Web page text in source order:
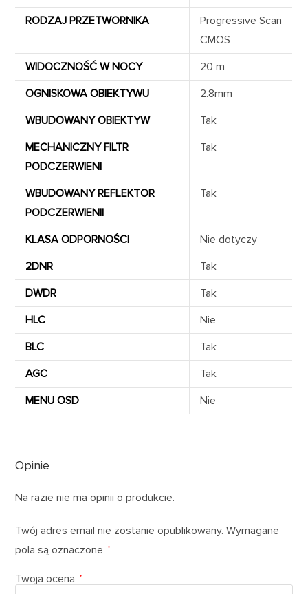
RODZAJ PRZETWORNIKA
Progressive Scan
CMOS
WIDOCZNOŚĆ W NOCY
20 m
OGNISKOWA OBIEKTYWU
2.8mm
WBUDOWANY OBIEKTYW
Tak
MECHANICZNY FILTR
PODCZERWIENI
Tak
WBUDOWANY REFLEKTOR
PODCZERWIENII
Tak
KLASA ODPORNOŚCI
Nie dotyczy
2DNR
Tak
DWDR
Tak
HLC
Nie
BLC
Tak
AGC
Tak
MENU OSD
Nie
Opinie
Na razie nie ma opinii o produkcie.
Twój adres email nie zostanie opublikowany. Wymagane
pola są oznaczone
*
Twoja ocena *